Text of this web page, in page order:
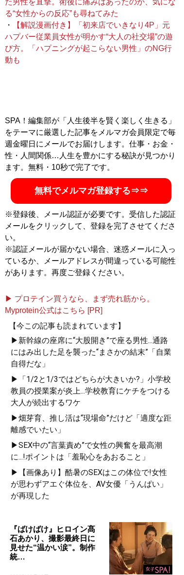
る“女性からの反応”も尋ねてみた
・
【解説漫画付き】「初来店でいきなり4P」元
ハプバー従業員女性が明かす“大人の社交場”の遊
び方。「ハプニングが起こらない男性」のNG行
動も
SPA！編集部が「人生後半を賢く楽しく生きる」
をテーマに厳選した記事をメルマガ会員限定で毎
週金曜日にメールでお届けします。仕事・お金・
性・人間関係…人生を豊かにする秘訣が見つかり
ます。無料・10秒で完了です。
無料でメルマガ登録する⇒⇒
※登録後、メール認証が必要です。受信した認証
メールをクリックして、登録を完了させてくださ
い。
※認証メールが届かない場合、迷惑メールに入っ
ているか、メールアドレスが間違っている可能性
があります。再度ご登録ください。
▶ プロテイン買うなら、まず売れ筋から。
Myprotein公式はこちら [PR]
【今この記事も読まれています】
▶新幹線の座席に“大股開き”で座る男性...通路
にはみ出した足を襲った“まさかの結末”「自業
自得だな」
▶「1/2と1/3ではどちらが大きいか?」小学校
教員の授業案が炎上...学校教育にケチをつける
大人が続出するワケ
▶畑芽育、推し活は“現場命”だけど「適度な距
離感でいたい」
▶SEX中の“言葉責め”で女性の興奮を最高潮
に...!ポイントは「羞恥心をあおること」
▶【画像あり】酷暑のSEXはこの体位で!女性
が思わずアエぐ体位を、AV女優「うんぱい」
が再現した
『ばけばけ』ヒロイン髙
石あかり、撮影最終日に
見せた“温かい涙”。制作
統…